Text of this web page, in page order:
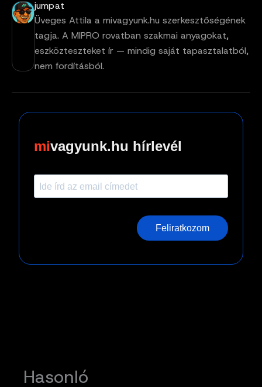
jumpat
Üveges Attila a mivagyunk.hu szerkesztőségének
tagja. A MIPRO rovatban szakmai anyagokat,
eszközteszteket ír — mindig saját tapasztalatból,
nem fordításból.
vagyunk.hu hírlevél
Feliratkozom
Hasonló